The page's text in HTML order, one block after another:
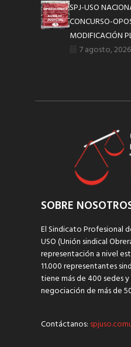
SPJ-USO
CONCURSO-
MODIFICACIÓN
7 agosto, 2026
SOBRE
El Sindicato Profesional
USO (Unión sindical
representación a nivel
11.000 representantes
tiene más de 400 sedes
negociación de más de
Contáctanos: